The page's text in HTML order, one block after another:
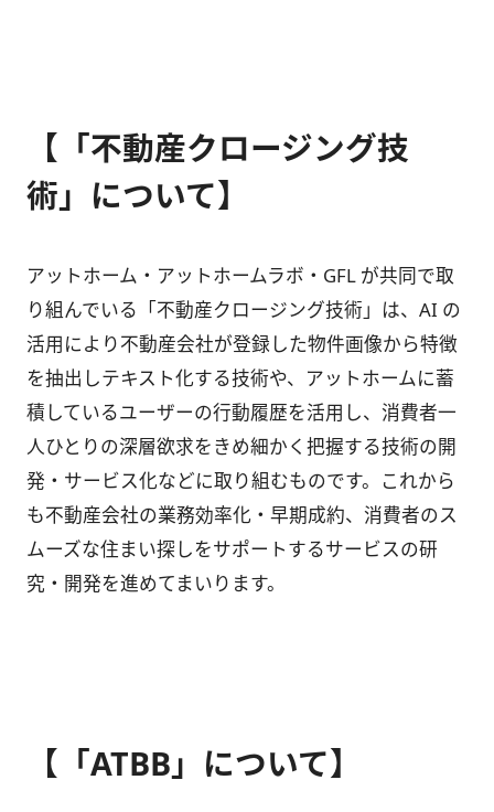
【「不動産クロージング技
術」について】
アットホーム・アットホームラボ・GFL が共同で取
り組んでいる「不動産クロージング技術」は、AI の
活用により不動産会社が登録した物件画像から特徴
を抽出しテキスト化する技術や、アットホームに蓄
積しているユーザーの行動履歴を活用し、消費者一
人ひとりの深層欲求をきめ細かく把握する技術の開
発・サービス化などに取り組むものです。これから
も不動産会社の業務効率化・早期成約、消費者のス
ムーズな住まい探しをサポートするサービスの研
究・開発を進めてまいります。
【「ATBB」について】